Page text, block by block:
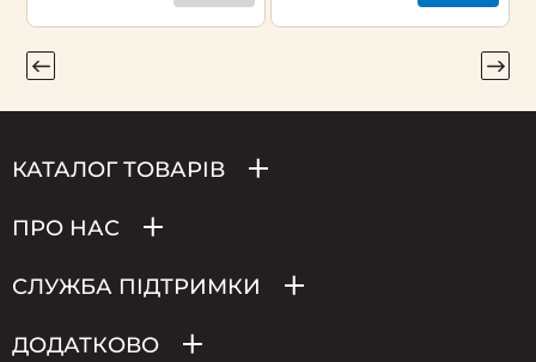
КАТАЛОГ ТОВАРІВ
ПРО НАС
СЛУЖБА ПІДТРИМКИ
ДОДАТКОВО